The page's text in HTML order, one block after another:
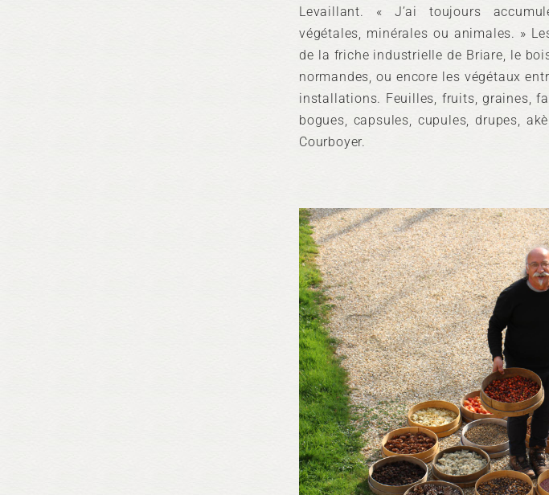
Levaillant. « J’ai toujours
végétales, minérales ou animales. »
de la friche industrielle de Briare, le
normandes, ou encore les végétaux
installations. Feuilles, fruits, graines,
bogues, capsules, cupules, drupes,
Courboyer.